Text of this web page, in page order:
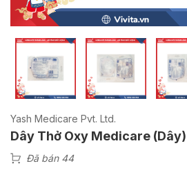
Yash Medicare Pvt. Ltd.
Dây Thở Oxy Medicare (Dây)
Đã bán 44